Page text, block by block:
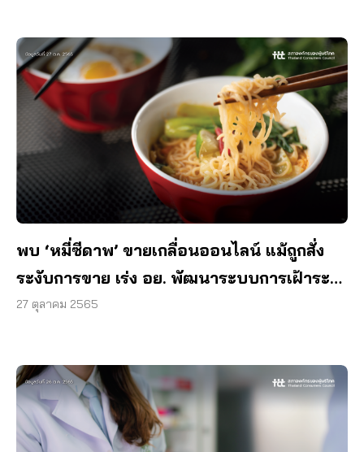
พบ ‘หมี่ซีดาพ’ ขายเกลื่อนออนไลน์ แม้ถูกสั่ง
ระงับการขาย เร่ง อย. พัฒนาระบบการเฝ้าระวัง
– แจ้งเตือนภัย
27 ตุลาคม 2565